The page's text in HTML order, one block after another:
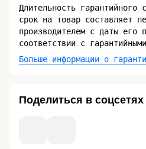
Длительность гарантийного
срок на товар составляет
производителем с даты его
соответствии с
Больше информации о
Поделиться в соцсетях